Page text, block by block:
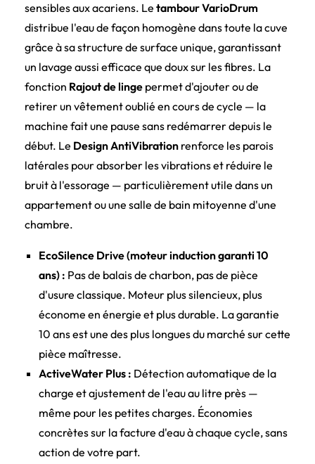
sensibles aux acariens. Le tambour VarioDrum
distribue l'eau de façon homogène dans toute la cuve
grâce à sa structure de surface unique, garantissant
un lavage aussi efficace que doux sur les fibres. La
fonction Rajout de linge permet d'ajouter ou de
retirer un vêtement oublié en cours de cycle — la
machine fait une pause sans redémarrer depuis le
début. Le Design AntiVibration renforce les parois
latérales pour absorber les vibrations et réduire le
bruit à l'essorage — particulièrement utile dans un
appartement ou une salle de bain mitoyenne d'une
chambre.
EcoSilence Drive (moteur induction garanti 10
ans) : Pas de balais de charbon, pas de pièce
d'usure classique. Moteur plus silencieux, plus
économe en énergie et plus durable. La garantie
10 ans est une des plus longues du marché sur cette
pièce maîtresse.
ActiveWater Plus : Détection automatique de la
charge et ajustement de l'eau au litre près —
même pour les petites charges. Économies
concrètes sur la facture d'eau à chaque cycle, sans
action de votre part.